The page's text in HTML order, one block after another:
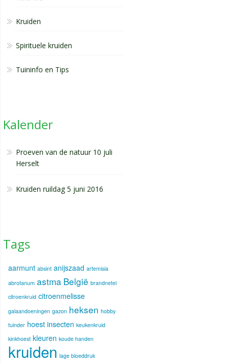
Kruiden
Spirituele kruiden
Tuininfo en Tips
Kalender
Proeven van de natuur 10 juli
Herselt
Kruiden ruildag 5 juni 2016
Tags
aarmunt absint anijszaad artemisia
abrotanum astma België brandnetel
citroenkruid citroenmelisse
galaandoeningen gazon heksen hobby
tuinder hoest insecten keukenkruid
kinkhoest kleuren koude handen
kruiden lage bloeddruk